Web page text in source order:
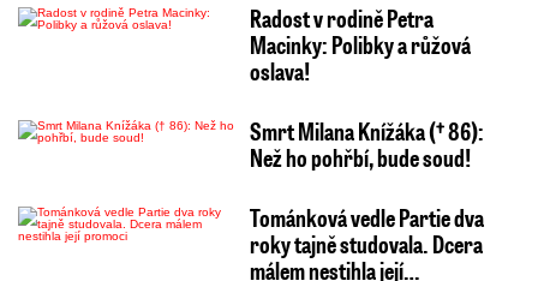
Radost v rodině Petra
Macinky: Polibky a růžová
oslava!
Smrt Milana Knížáka († 86):
Než ho pohřbí, bude soud!
Tománková vedle Partie dva
roky tajně studovala. Dcera
málem nestihla její…